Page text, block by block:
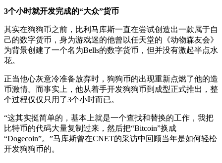
3个小时就开发完成的“大众”货币
其实在狗狗币之前，比利马库斯一直在尝试创造出一款属于自
己的数字货币，身为游戏迷的他曾以任天堂的《动物森友会》
为背景创建了一个名为Bells的数字货币，但并没有激起半点水
花。
正当他心灰意冷准备放弃时，狗狗币的出现重新点燃了他的造
币激情。而事实上，他从着手开发狗狗币到成型正式推出，整
个过程仅仅只用了3个小时而已。
“这其实挺简单的，基本上就是一个查找和替换的工作，我把
比特币的代码大量复制过来，然后把“Bitcoin”换成
“Dogecoin”。”马库斯曾在CNET的采访中回顾当年是如何轻松
开发狗狗币的。